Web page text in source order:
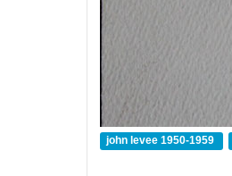
john levee 1950-1959